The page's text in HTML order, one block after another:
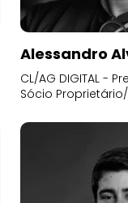
Alessandro
CL/AG DIGITAL -
Sócio